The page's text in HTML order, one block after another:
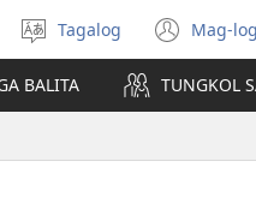
Pumili
ng
wika
Tagalog Mag-(may
na
BALITA TUNGKOL